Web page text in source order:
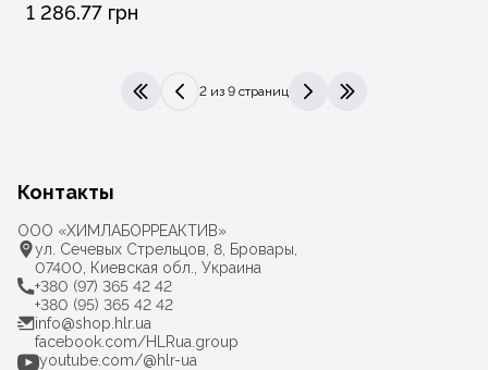
1 286.77 грн
|< <
2 из 9 страниц
> >|
Контакты
ООО «ХИМЛАБОРРЕАКТИВ»
ул. Сечевых Стрельцов, 8, Бровары,
07400, Киевская обл., Украина
+380 (97) 365 42 42
+380 (95) 365 42 42
info@shop.hlr.ua
facebook.com/HLRua.group
youtube.com/@hlr-ua